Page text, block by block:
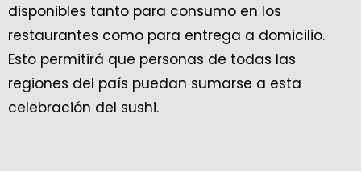
disponibles tanto para consumo en los
restaurantes como para entrega a domicilio.
Esto permitirá que personas de todas las
regiones del país puedan sumarse a esta
celebración del sushi.